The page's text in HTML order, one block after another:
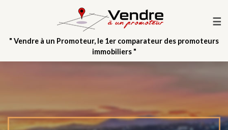
☰
" Vendre à un Promoteur, le 1er comparateur des promoteurs
immobiliers "